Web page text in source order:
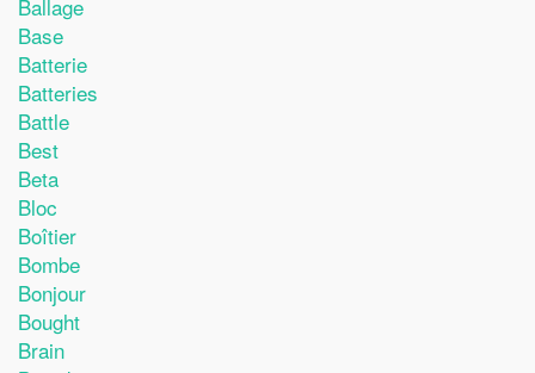
Ballage
Base
Batterie
Batteries
Battle
Best
Beta
Bloc
Boîtier
Bombe
Bonjour
Bought
Brain